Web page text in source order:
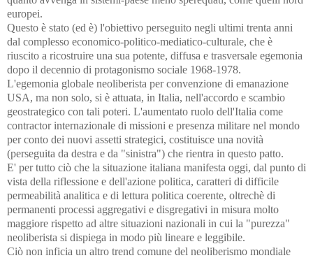
europei.
Questo è stato (ed è) l'obiettivo perseguito negli ultimi trenta anni
dal complesso economico-politico-mediatico-culturale, che è
riuscito a ricostruire una sua potente, diffusa e trasversale egemonia
dopo il decennio di protagonismo sociale 1968-1978.
L'egemonia globale neoliberista per convenzione di emanazione
USA, ma non solo, si è attuata, in Italia, nell'accordo e scambio
geostrategico con tali poteri. L'aumentato ruolo dell'Italia come
contractor internazionale di missioni e presenza militare nel mondo
per conto dei nuovi assetti strategici, costituisce una novità
(perseguita da destra e da "sinistra") che rientra in questo patto.
E' per tutto ciò che la situazione italiana manifesta oggi, dal punto di
vista della riflessione e dell'azione politica, caratteri di difficile
permeabilità analitica e di lettura politica coerente, oltrechè di
permanenti processi aggregativi e disgregativi in misura molto
maggiore rispetto ad altre situazioni nazionali in cui la "purezza"
neoliberista si dispiega in modo più lineare e leggibile.
Ciò non inficia un altro trend comune del neoliberismo mondiale